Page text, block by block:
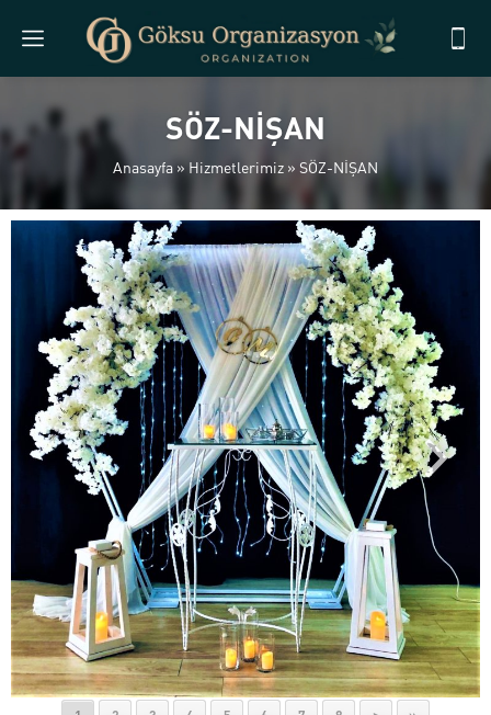
SÖZ-NİŞAN
Anasayfa »Hizmetlerimiz » SÖZ-NİŞAN